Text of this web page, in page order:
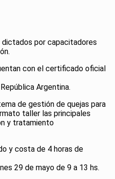
por capacitadores
con el certificado oficial
Argentina.
de gestión de quejas para
taller las principales
y tratamiento
y costa de 4 horas de
29 de mayo de 9 a 13 hs.